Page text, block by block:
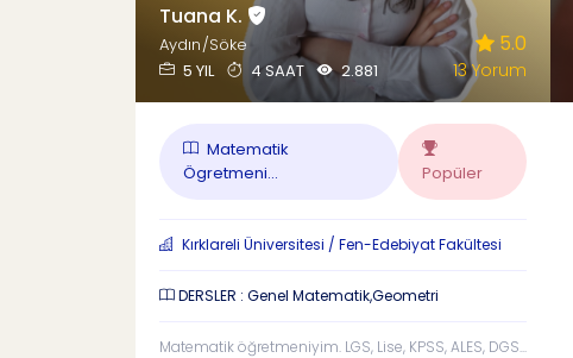
Tuana K.
Aydın/Söke
5 YIL
4 SAAT 2.881
5.0
13 Yorum
Matematik
Ögretmeni...
Popüler
Kırklareli Üniversitesi / Fen-Edebiyat Fakültesi
DERSLER : Genel Matematik,Geometri
Matematik öğretmeniyim. LGS, Lise, KPSS, ALES, DGS...